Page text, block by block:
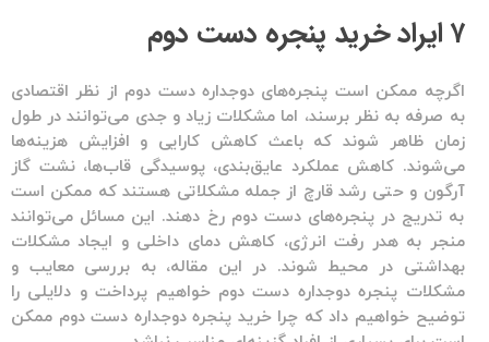
۷ ایراد خرید پنجره دست دوم
اگرچه ممکن است پنجره‌های دوجداره دست دوم از نظر اقتصادی
به صرفه به نظر برسند، اما مشکلات زیاد و جدی می‌توانند در طول
زمان ظاهر شوند که باعث کاهش کارایی و افزایش هزینه‌ها
می‌شوند. کاهش عملکرد عایق‌بندی،پوسیدگی قاب‌ها،نشت گاز
آرگون و حتی رشد قارچ از جمله مشکلاتی هستند که ممکن است
به تدریج در پنجره‌های دست دوم رخ دهند. این مسائل می‌توانند
منجر به هدر رفت انرژی، کاهش دمای داخلی و ایجاد مشکلات
بهداشتی در محیط شوند. در این مقاله، به بررسی معایب و
مشکلات پنجره دوجداره دست دوم خواهیم پرداخت و دلایلی را
توضیح خواهیم داد که چرا خرید پنجره دوجداره دست دوم ممکن